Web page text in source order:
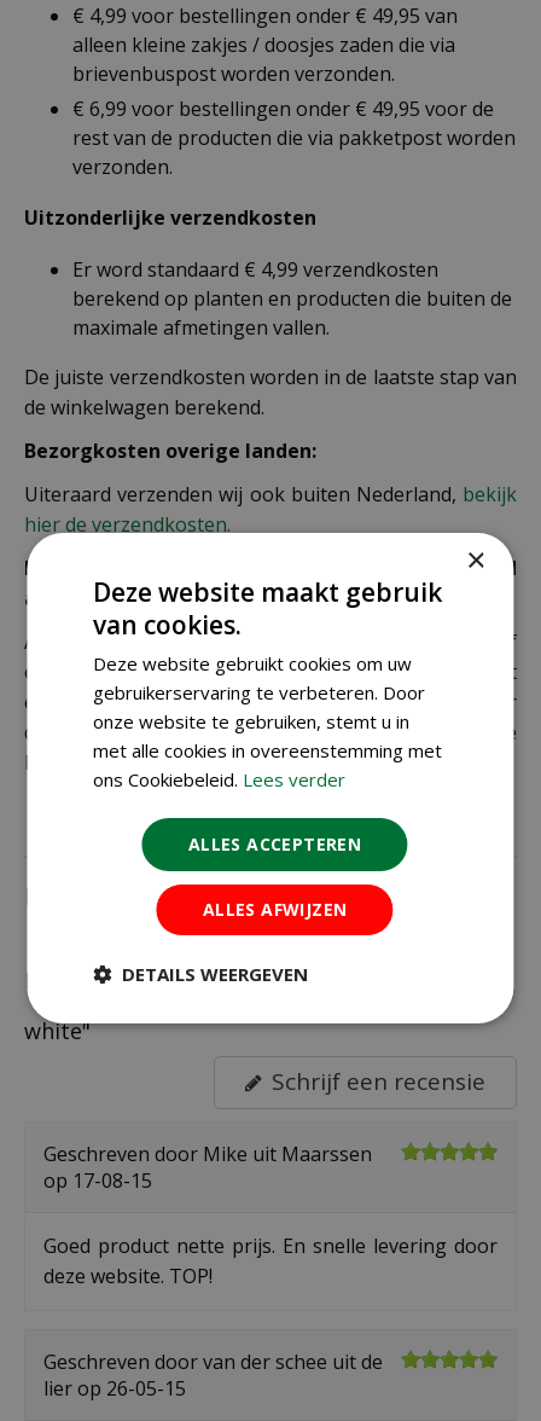
€ 4,99 voor bestellingen onder € 49,95 van
alleen kleine zakjes / doosjes zaden die via
brievenbuspost worden verzonden.
€ 6,99 voor bestellingen onder € 49,95 voor de
rest van de producten die via pakketpost worden
verzonden.
Uitzonderlijke verzendkosten
Er word standaard € 4,99 verzendkosten
berekend op planten en producten die buiten de
maximale afmetingen vallen.
De juiste verzendkosten worden in de laatste stap van
de winkelwagen berekend.
Bezorgkosten overige landen:
Uiteraard verzenden wij ook buiten Nederland, bekijk
hier de verzendkosten.
Let op: extra kosten bij niet ophalen of verkeerd
adres
Als je je pakket niet ophaalt bij een PostNL-punt of
een verkeerd afleveradres invult, zijn wij genoodzaakt
extra kosten in rekening te brengen. Controleer
daarom altijd goed je adresgegevens voordat je je
bestelling plaatst.
Recensies
Recensies over "Elho loft urban round 30
white"
Schrijf een recensie
Geschreven door Mike uit Maarssen
op 17-08-15
Goed product nette prijs. En snelle levering door
deze website. TOP!
Geschreven doorvan der schee uit de
lier op 26-05-15
×
Deze website maakt gebruik
van cookies.
Deze website gebruikt cookies om uw
gebruikerservaring te verbeteren. Door
onze website te gebruiken, stemt u in
met alle cookies in overeenstemming met
ons Cookiebeleid. Lees verder
ALLES ACCEPTEREN
ALLES AFWIJZEN
DETAILS WEERGEVEN